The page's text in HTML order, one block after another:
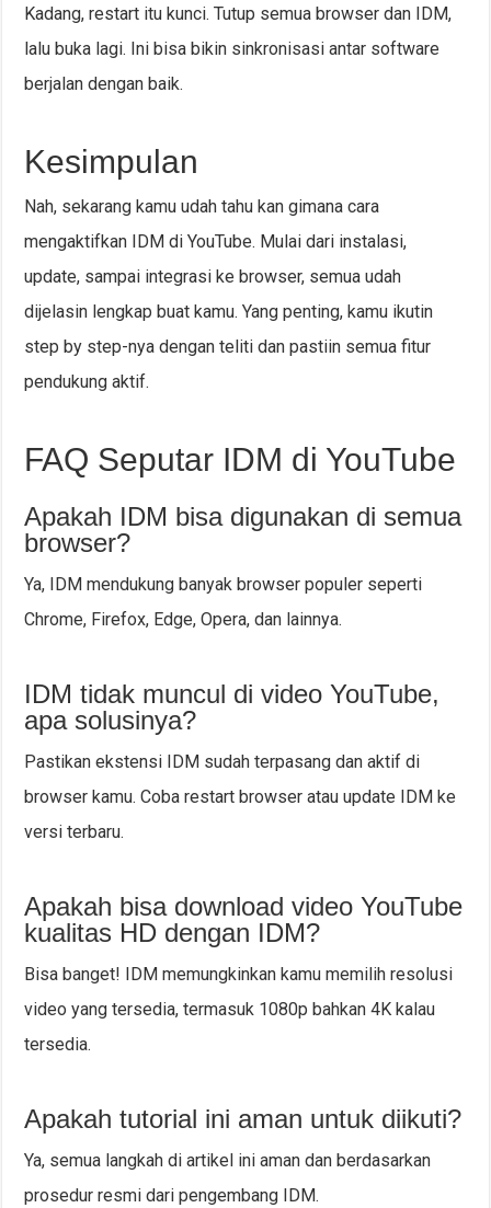
Kadang, restart itu kunci. Tutup semua browser dan IDM,
lalu buka lagi. Ini bisa bikin sinkronisasi antar software
berjalan dengan baik.
Kesimpulan
Nah, sekarang kamu udah tahu kan gimana cara
mengaktifkan IDM di YouTube. Mulai dari instalasi,
update, sampai integrasi ke browser, semua udah
dijelasin lengkap buat kamu. Yang penting, kamu ikutin
step by step-nya dengan teliti dan pastiin semua fitur
pendukung aktif.
FAQ Seputar IDM di YouTube
Apakah IDM bisa digunakan di semua
browser?
Ya, IDM mendukung banyak browser populer seperti
Chrome, Firefox, Edge, Opera, dan lainnya.
IDM tidak muncul di video YouTube,
apa solusinya?
Pastikan ekstensi IDM sudah terpasang dan aktif di
browser kamu. Coba restart browser atau update IDM ke
versi terbaru.
Apakah bisa download video YouTube
kualitas HD dengan IDM?
Bisa banget! IDM memungkinkan kamu memilih resolusi
video yang tersedia, termasuk 1080p bahkan 4K kalau
tersedia.
Apakah tutorial ini aman untuk diikuti?
Ya, semua langkah di artikel ini aman dan berdasarkan
prosedur resmi dari pengembang IDM.